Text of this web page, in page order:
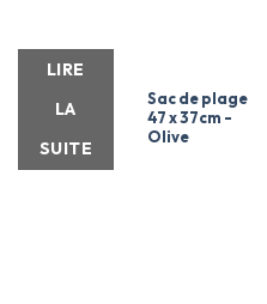
LIRE
LA
SUITE
Sac de plage
47 x 37cm -
Olive